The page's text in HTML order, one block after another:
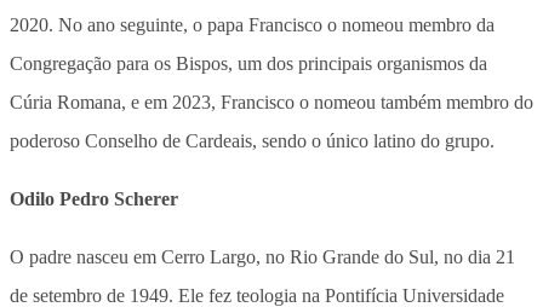
2020. No ano seguinte, o papa Francisco o nomeou membro da
Congregação para os Bispos, um dos principais organismos da
Cúria Romana, e em 2023, Francisco o nomeou também membro do
poderoso Conselho de Cardeais, sendo o único latino do grupo.
Odilo Pedro Scherer
O padre nasceu em Cerro Largo, no Rio Grande do Sul, no dia 21
de setembro de 1949. Ele fez teologia na Pontifícia Universidade